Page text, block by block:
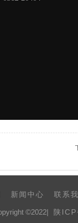
新闻中心 联系
©2022| 陕